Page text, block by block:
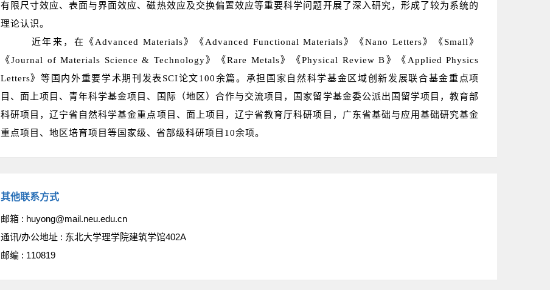
有限尺寸效应、表面与界面效应、磁热效应及交换偏置效应等重要科学问题开展了深入研究，形成了较为系统的
理论认识。
近年来，在《Advanced Materials》《Advanced Functional Materials》《Nano Letters》《Small》
《Journal of Materials Science & Technology》《Rare Metals》《Physical Review B》《Applied Physics
Letters》等国内外重要学术期刊发表SCI论文100余篇。承担国家自然科学基金区域创新发展联合基金重点项
目、面上项目、青年科学基金项目、国际（地区）合作与交流项目，国家留学基金委公派出国留学项目，教育部
科研项目，辽宁省自然科学基金重点项目、面上项目，辽宁省教育厅科研项目，广东省基础与应用基础研究基金
重点项目、地区培育项目等国家级、省部级科研项目10余项。
其他联系方式
邮箱 : huyong@mail.neu.edu.cn
通讯/办公地址 : 东北大学理学院建筑学馆402A
邮编 : 110819